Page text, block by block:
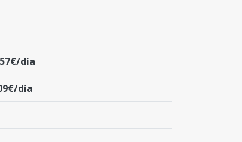
57€/día
día